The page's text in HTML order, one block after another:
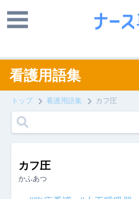
看護用語集
トップ 看護用語集 カフ圧
カフ圧
かふあつ